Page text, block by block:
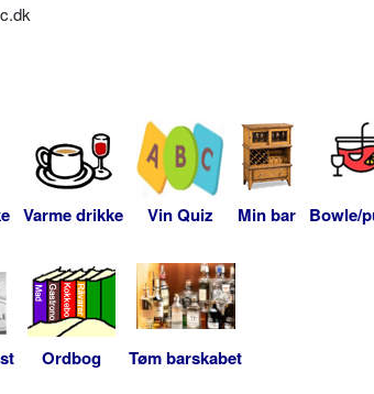
Varme drikke Vin Quiz Min bar Bowle/
Ordbog Tøm barskabet